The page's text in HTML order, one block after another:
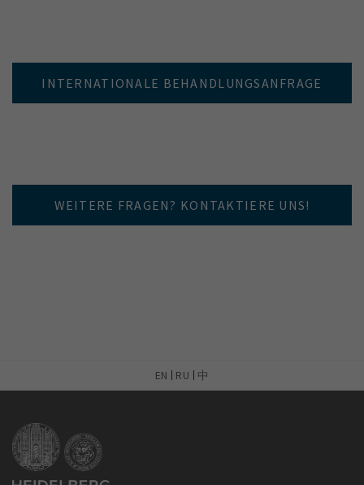
INTERNATIONALE BEHANDLUNGSANFRAGE
WEITERE FRAGEN? KONTAKTIERE UNS!
EN RU 中